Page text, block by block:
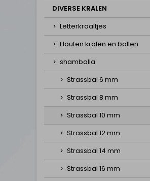
DIVERSE KRALEN
Letterkraaltjes
Houten kralen en bollen
shamballa
Strassbal 6 mm
Strassbal 8 mm
Strassbal 10 mm
Strassbal 12 mm
Strassbal 14 mm
Strassbal 16 mm